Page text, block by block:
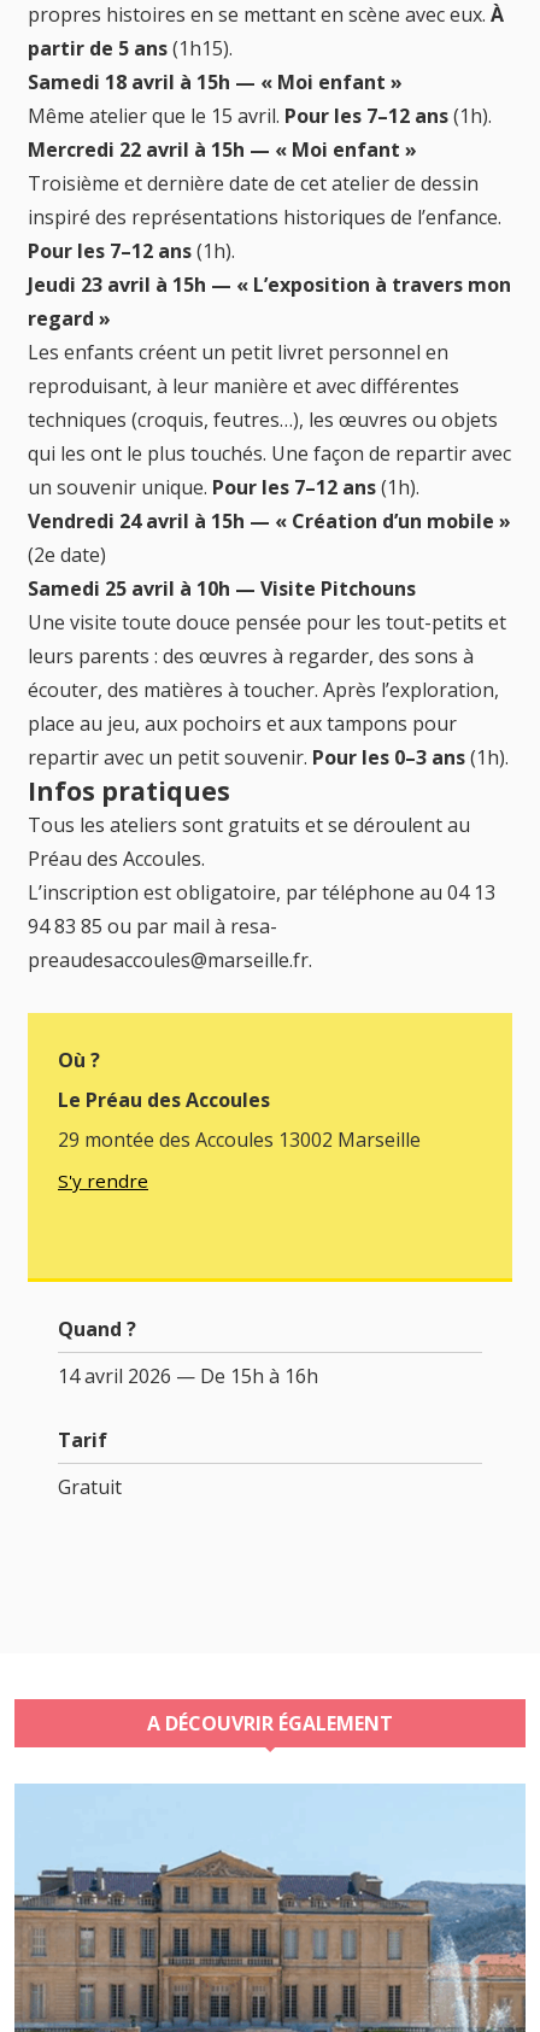
propres histoires en se mettant en scène avec eux. À
partir de 5 ans(1h15).
Samedi 18 avril à 15h — « Moi enfant »
Même atelier que le 15 avril. Pour les 7–12 ans(1h).
Mercredi 22 avril à 15h — « Moi enfant »
Troisième et dernière date de cet atelier de dessin
inspiré des représentations historiques de l’enfance.
Pour les 7–12 ans(1h).
Jeudi 23 avril à 15h — « L’exposition à travers mon
regard »
Les enfants créent un petit livret personnel en
reproduisant, à leur manière et avec différentes
techniques (croquis, feutres…), les œuvres ou objets
qui les ont le plus touchés. Une façon de repartir avec
un souvenir unique. Pour les 7–12 ans(1h).
Vendredi 24 avril à 15h — « Création d’un mobile »
(2e date)
Samedi 25 avril à 10h — Visite Pitchouns
Une visite toute douce pensée pour les tout-petits et
leurs parents : des œuvres à regarder, des sons à
écouter, des matières à toucher. Après l’exploration,
place au jeu, aux pochoirs et aux tampons pour
repartir avec un petit souvenir. Pour les 0–3 ans(1h).
Infos pratiques
Tous les ateliers sont gratuits et se déroulent au
Préau des Accoules.
L’inscription est obligatoire, par téléphone au 04 13
94 83 85 ou par mail à resa-
preaudesaccoules@marseille.fr.
Où ?
Le Préau des Accoules
29 montée des Accoules 13002 Marseille
S'y rendre
Quand ?
14 avril 2026 — De 15h à 16h
Tarif
Gratuit
A DÉCOUVRIR ÉGALEMENT